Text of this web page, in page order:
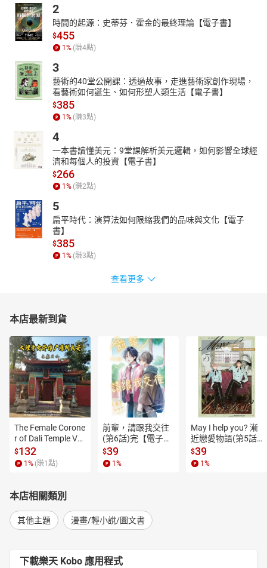
2
時間的起源：史蒂芬．霍金的最終理論【電子書】
$455
1% (賺4點)
3
藝術的40堂公開課：透過故事，走進藝術家創作現場，
看藝術如何誕生、如何形塑人類生活【電子書】
$385
1% (賺3點)
4
一本書讀懂美元：9堂課解析美元邏輯，如何影響全球經
濟和每個人的投資【電子書】
$266
1% (賺2點)
5
扁平時代：演算法如何限縮我們的品味與文化【電子
書】
$385
1% (賺3點)
查看更多
本店最新到貨
The Female Corone
r of Dali Temple Vo
l.6【有聲書】
$132
1 % (賺1 點)
前輩，請跟我交往
(第6話)完【電子
書】
$39
1 %
May I help you? 漸
近戀愛物語(第5話)
【電子書】
$39
1 %
本店相關類別
其他主題 漫畫/輕小說/圖文書
下載樂天 Kobo 應用程式